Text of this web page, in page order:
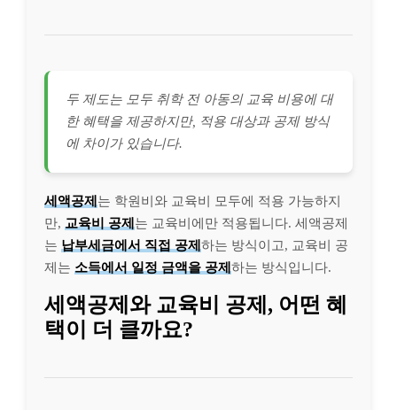
두 제도는 모두 취학 전 아동의 교육 비용에 대
한 혜택을 제공하지만, 적용 대상과 공제 방식
에 차이가 있습니다.
세액공제 는 학원비와 교육비 모두에 적용 가능하지
만, 교육비 공제 는 교육비에만 적용됩니다. 세액공제
는 납부세금에서 직접 공제 하는 방식이고, 교육비 공
제는 소득에서 일정 금액을 공제 하는 방식입니다.
세액공제와 교육비 공제, 어떤 혜
택이 더 클까요?